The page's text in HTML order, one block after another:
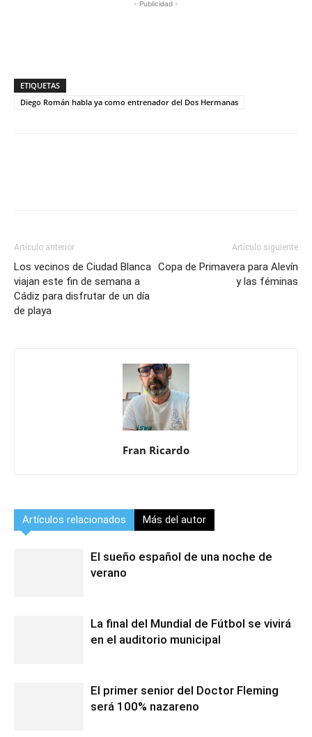
- Publicidad -
ETIQUETAS
Diego Román habla ya como entrenador del Dos Hermanas
Artículo anterior
Los vecinos de Ciudad Blanca
viajan este fin de semana a
Cádiz para disfrutar de un día
de playa
Artículo siguiente
Copa de Primavera para Alevín
y las féminas
Fran Ricardo
Artículos relacionados Más del autor
El sueño español de una noche de
verano
La final del Mundial de Fútbol se vivirá
en el auditorio municipal
El primer senior del Doctor Fleming
será 100% nazareno